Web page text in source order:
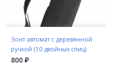
Зонт автомат с деревянной
ручкой (10 двойных спиц)
800 ₽